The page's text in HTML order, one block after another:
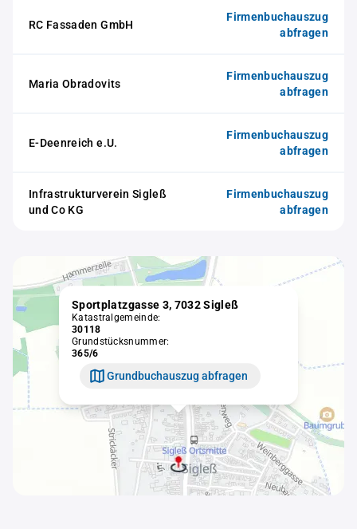
RC Fassaden GmbH
Firmenbuchauszug
abfragen
Maria Obradovits
Firmenbuchauszug
abfragen
E-Deenreich e.U.
Firmenbuchauszug
abfragen
Infrastrukturverein Sigleß
und Co KG
Firmenbuchauszug
abfragen
Sportplatzgasse 3, 7032 Sigleß
Katastralgemeinde:
30118
Grundstücksnummer:
365/6
Grundbuchauszug abfragen